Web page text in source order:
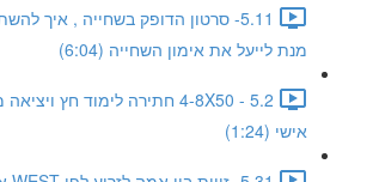
5.11- סרטון הדופק בשחייה , איך
מנת לייעל את אימון השחייה (6:04)
אישי (1:24)